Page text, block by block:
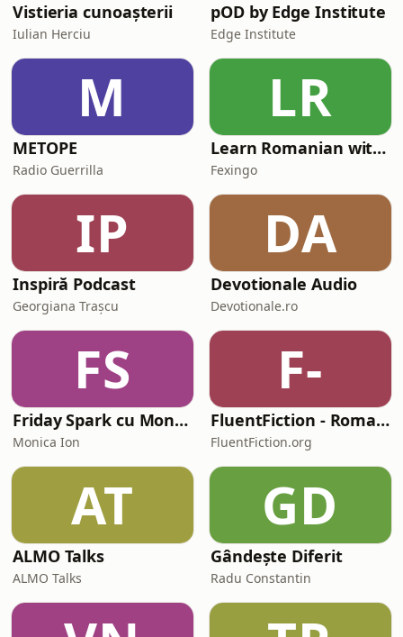
Vistieria cunoașterii
Iulian Herciu
pOD by Edge Institute
Edge Institute
M
METOPE
Radio Guerrilla
LR
Learn Romanian with Fexingo
Fexingo
IP
Inspiră Podcast
Georgiana Trașcu
DA
Devotionale Audio
Devotionale.ro
FS
Friday Spark cu Monica Ion
Monica Ion
F-
FluentFiction - Romanian
FluentFiction.org
AT
ALMO Talks
ALMO Talks
GD
Gândește Diferit
Radu Constantin